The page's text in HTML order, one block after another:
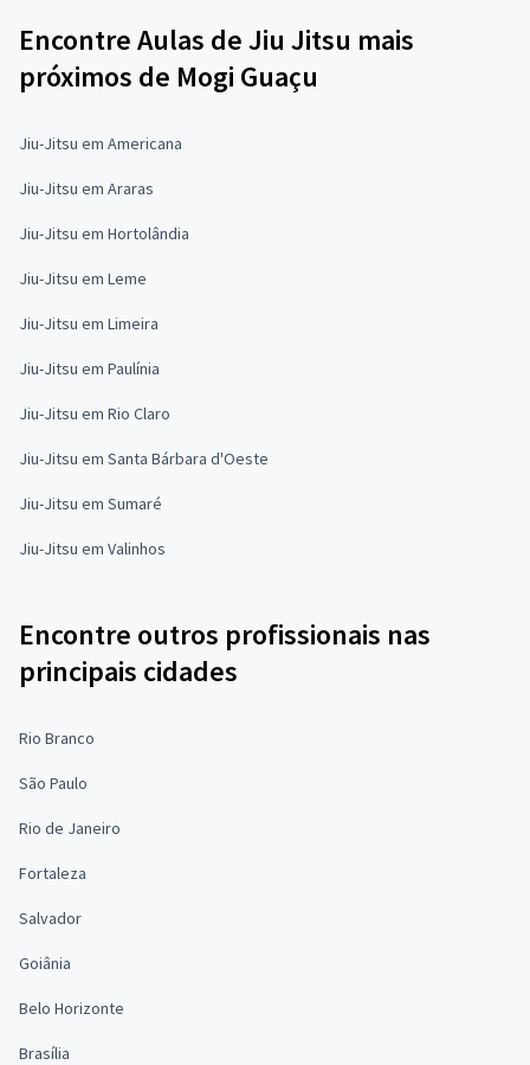
Encontre Aulas de Jiu Jitsu mais
próximos de Mogi Guaçu
Jiu-Jitsu em Americana
Jiu-Jitsu em Araras
Jiu-Jitsu em Hortolândia
Jiu-Jitsu em Leme
Jiu-Jitsu em Limeira
Jiu-Jitsu em Paulínia
Jiu-Jitsu em Rio Claro
Jiu-Jitsu em Santa Bárbara d'Oeste
Jiu-Jitsu em Sumaré
Jiu-Jitsu em Valinhos
Encontre outros profissionais nas
principais cidades
Rio Branco
São Paulo
Rio de Janeiro
Fortaleza
Salvador
Goiânia
Belo Horizonte
Brasília